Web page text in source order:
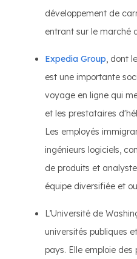
développement de
entrant sur le marché
Expedia Group, dont
est une importante
voyage en ligne qui
et les prestataires
Les employés
ingénieurs logiciels,
de produits et
équipe diversifiée et
L’Université de
universités publiques
pays. Elle emploie des